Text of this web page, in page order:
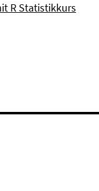
R Statistikkurs